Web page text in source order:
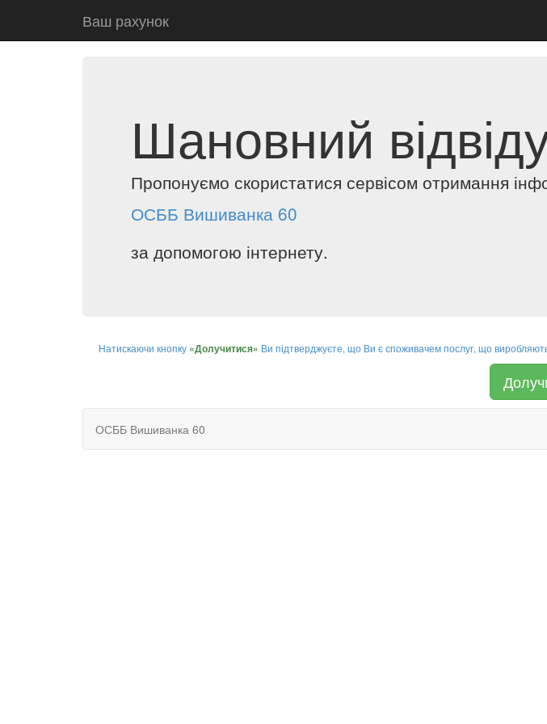
Ваш рахунок
Шановний
Пропонуємо скористатися сервісом отримання
ОСББ Вишиванка 60
за допомогою інтернету.
Натискаючи кнопку «Долучитися» Ви підтверджуєте, що Ви є споживачем послуг, що
ОСББ Вишиванка 60